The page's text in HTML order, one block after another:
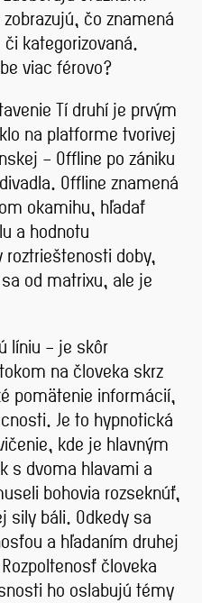
čo znamená
kategorizovaná.
viac férovo?
Tí druhí je prvým
na platforme tvorivej
– Offline po zániku
Offline znamená
okamihu, hľadať
a hodnotu
doby,
od matrixu, ale je
líniu – je skôr
na človeka skrz
pomätenie informácií,
Je to hypnotická
kde je hlavným
s dvoma hlavami a
bohovia rozseknúť,
sily báli. Odkedy sa
a hľadaním druhej
človeka
ho oslabujú témy